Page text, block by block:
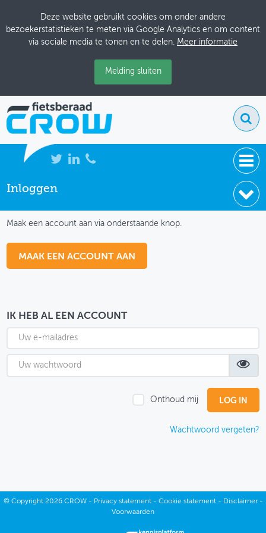
Deze website gebruikt cookies om onder andere
bezoekerstatistieken te meten via Google Analytics en om content
via sociale media te tonen en te delen. Meer informatie
Melding sluiten
NIEUWS
THEMASITES
MIJN PROFIEL
GEBRUIKER
Inloggen
Maak een account aan via onderstaande knop.
MAAK EEN ACCOUNT AAN
IK HEB AL EEN ACCOUNT
Onthoud mij
Wachtwoord vergeten?
© Copyright2026 CROW - Privacy statement- Cookie statement- Disclaimer-
Voorwaarden